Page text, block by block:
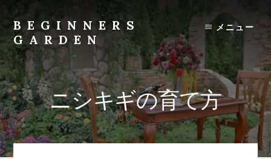
content
BEGINNERS
GARDEN
植
物
の
種
類
や
育
メニュー
ニシキギの育て方